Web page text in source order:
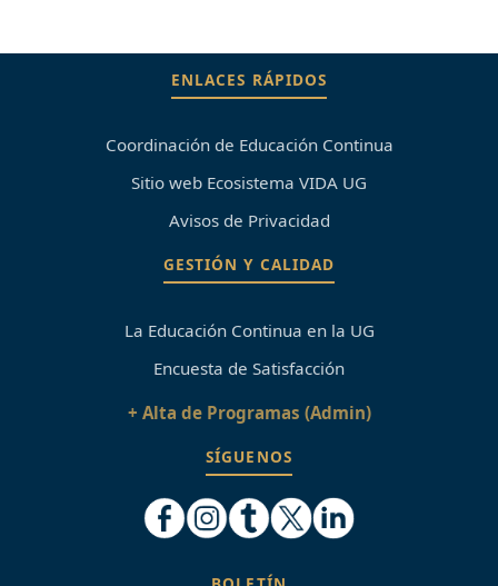
ENLACES RÁPIDOS
Coordinación de Educación Continua
Sitio web Ecosistema VIDA UG
Avisos de Privacidad
GESTIÓN Y CALIDAD
La Educación Continua en la UG
Encuesta de Satisfacción
+ Alta de Programas (Admin)
SÍGUENOS